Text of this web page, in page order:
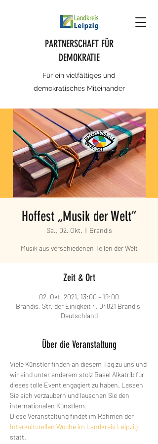
PARTNERSCHAFT FÜR
DEMOKRATIE
Für ein vielfältiges und
demokratisches Miteinander
Hoffest „Musik der Welt“
Sa., 02. Okt.
  |
Brandis
Musik aus verschiedenen Teilen der Welt
Zeit & Ort
02. Okt. 2021, 13:00 – 19:00
Brandis, Str. der Einigkeit 4, 04821 Brandis,
Deutschland
Über die Veranstaltung
Viele Künstler finden an diesem Tag zu uns und
wir sind unter anderem stolz Basel Alkatrib für
dieses tolle Event engagiert zu haben. Lassen
Sie sich verzaubern und lauschen Sie den
internationalen Künstlern.
Diese Veranstaltung findet im Rahmen der
Interkulturellen Woche im Landkreis Leipzig
statt.